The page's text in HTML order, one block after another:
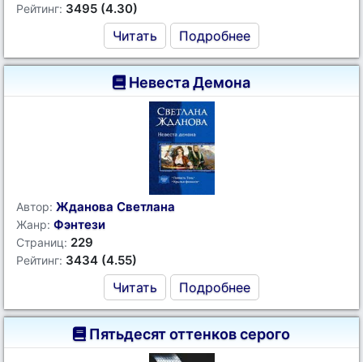
Рейтинг: 3495 (4.30)
Читать Подробнее
Невеста Демона
Автор: Жданова Светлана
Жанр: Фэнтези
Страниц: 229
Рейтинг: 3434 (4.55)
Читать Подробнее
Пятьдесят оттенков серого